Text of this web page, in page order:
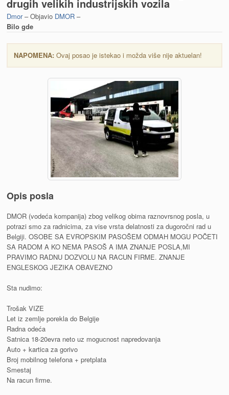
drugih velikih industrijskih vozila
Dmor– Objavio DMOR –
Bilo gde
NAPOMENA: Ovaj posao je istekao i možda više nije aktuelan!
Opis posla
DMOR (vodeća kompanija) zbog velikog obima raznovrsnog posla, u
potrazi smo za radnicima, za vise vrsta delatnosti za dugoročni rad u
Belgiji. OSOBE SA EVROPSKIM PASOŠEM ODMAH MOGU POČETI
SA RADOM A KO NEMA PASOŠ A IMA ZNANJE POSLA,MI
PRAVIMO RADNU DOZVOLU NA RACUN FIRME. ZNANJE
ENGLESKOG JEZIKA OBAVEZNO
Sta nudimo:
Trošak VIZE
Let iz zemlje porekla do Belgije
Radna odeća
Satnica 18-20evra neto uz mogucnost napredovanja
Auto + kartica za gorivo
Broj mobilnog telefona + pretplata
Smestaj
Na racun firme.